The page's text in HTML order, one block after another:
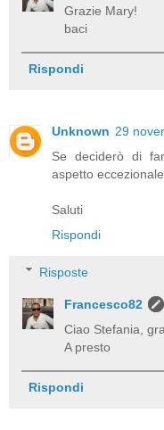
Grazie Mary!
baci
Rispondi
Unknown 29
Se deciderò di
aspetto
Saluti
Rispondi
Risposte
Francesco82
Ciao Stefania,
A presto
Rispondi